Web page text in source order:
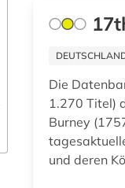
Die
1.270 Titel)
Burney
und deren